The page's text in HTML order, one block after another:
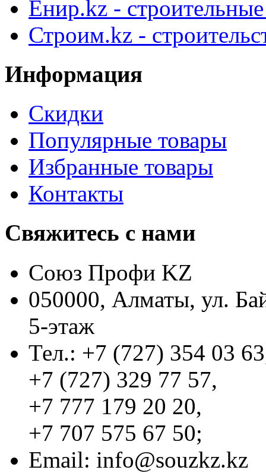
Енир.kz -
Строим.kz -
Информация
Скидки
Популярные товары
Избранные товары
Контакты
Свяжитесь с нами
Союз Профи KZ
050000, Алматы, ул.
5-этаж
Тел.: +7 (727) 354 03
+7 (727) 329 77 57,
+7 777 179 20 20,
+7 707 575 67 50;
Email: info@souzkz.kz